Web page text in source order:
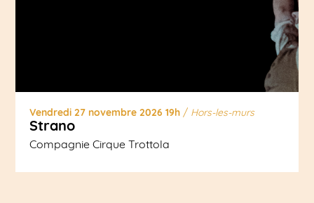
Vendredi 27 novembre 2026 19h/ Hors-les-murs
Strano
Compagnie Cirque Trottola